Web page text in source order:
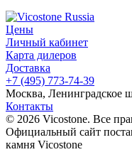
Цены
Личный кабинет
Карта дилеров
Доставка
+7 (495) 773-74-39
Москва, Ленинградское
Контакты
© 2026 Vicostone. Все
Официальный сайт
камня Vicostone